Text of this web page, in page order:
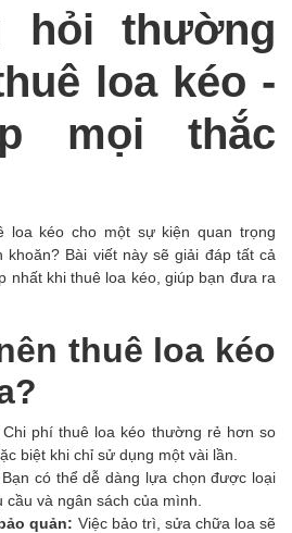
hỏi thường
loa kéo -
mọi thắc
loa kéo cho một sự kiện quan trọng
khoăn? Bài viết này sẽ giải đáp tất cả
nhất khi thuê loa kéo, giúp bạn đưa ra
thuê loa kéo
Chi phí thuê loa kéo thường rẻ hơn so
biệt khi chỉ sử dụng một vài lần.
Bạn có thể dễ dàng lựa chọn được loại
và ngân sách của mình.
quản: Việc bảo trì, sửa chữa loa sẽ